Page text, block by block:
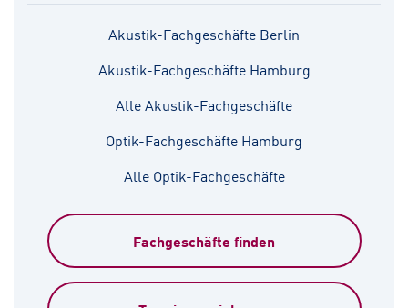
Akustik-Fachgeschäfte Berlin
Akustik-Fachgeschäfte Hamburg
Alle Akustik-Fachgeschäfte
Optik-Fachgeschäfte Hamburg
Alle Optik-Fachgeschäfte
Fachgeschäfte finden